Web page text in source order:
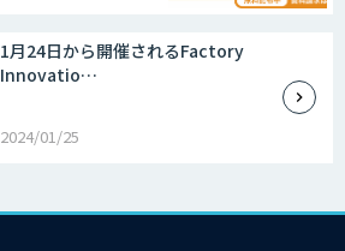
1月24日から開催されるFactory
Innovatio…
2024/01/25